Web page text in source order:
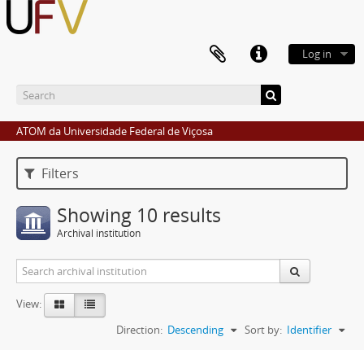
Log in
ATOM da Universidade Federal de Viçosa
Filters
Showing 10 results
Archival institution
View:
Sort by: Identifier
Direction: Descending